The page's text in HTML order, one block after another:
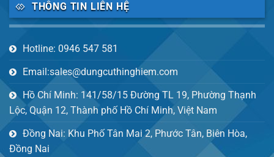
THÔNG TIN LIÊN HỆ
Hotline: 0946 547 581
Email:sales@dungcuthinghiem.com
Hồ Chí Minh: 141/58/15 Đường TL 19, Phường Thạnh
Lộc, Quận 12, Thành phố Hồ Chí Minh, Việt Nam
Đồng Nai: Khu Phố Tân Mai 2, Phước Tân, Biên Hòa,
Đồng Nai